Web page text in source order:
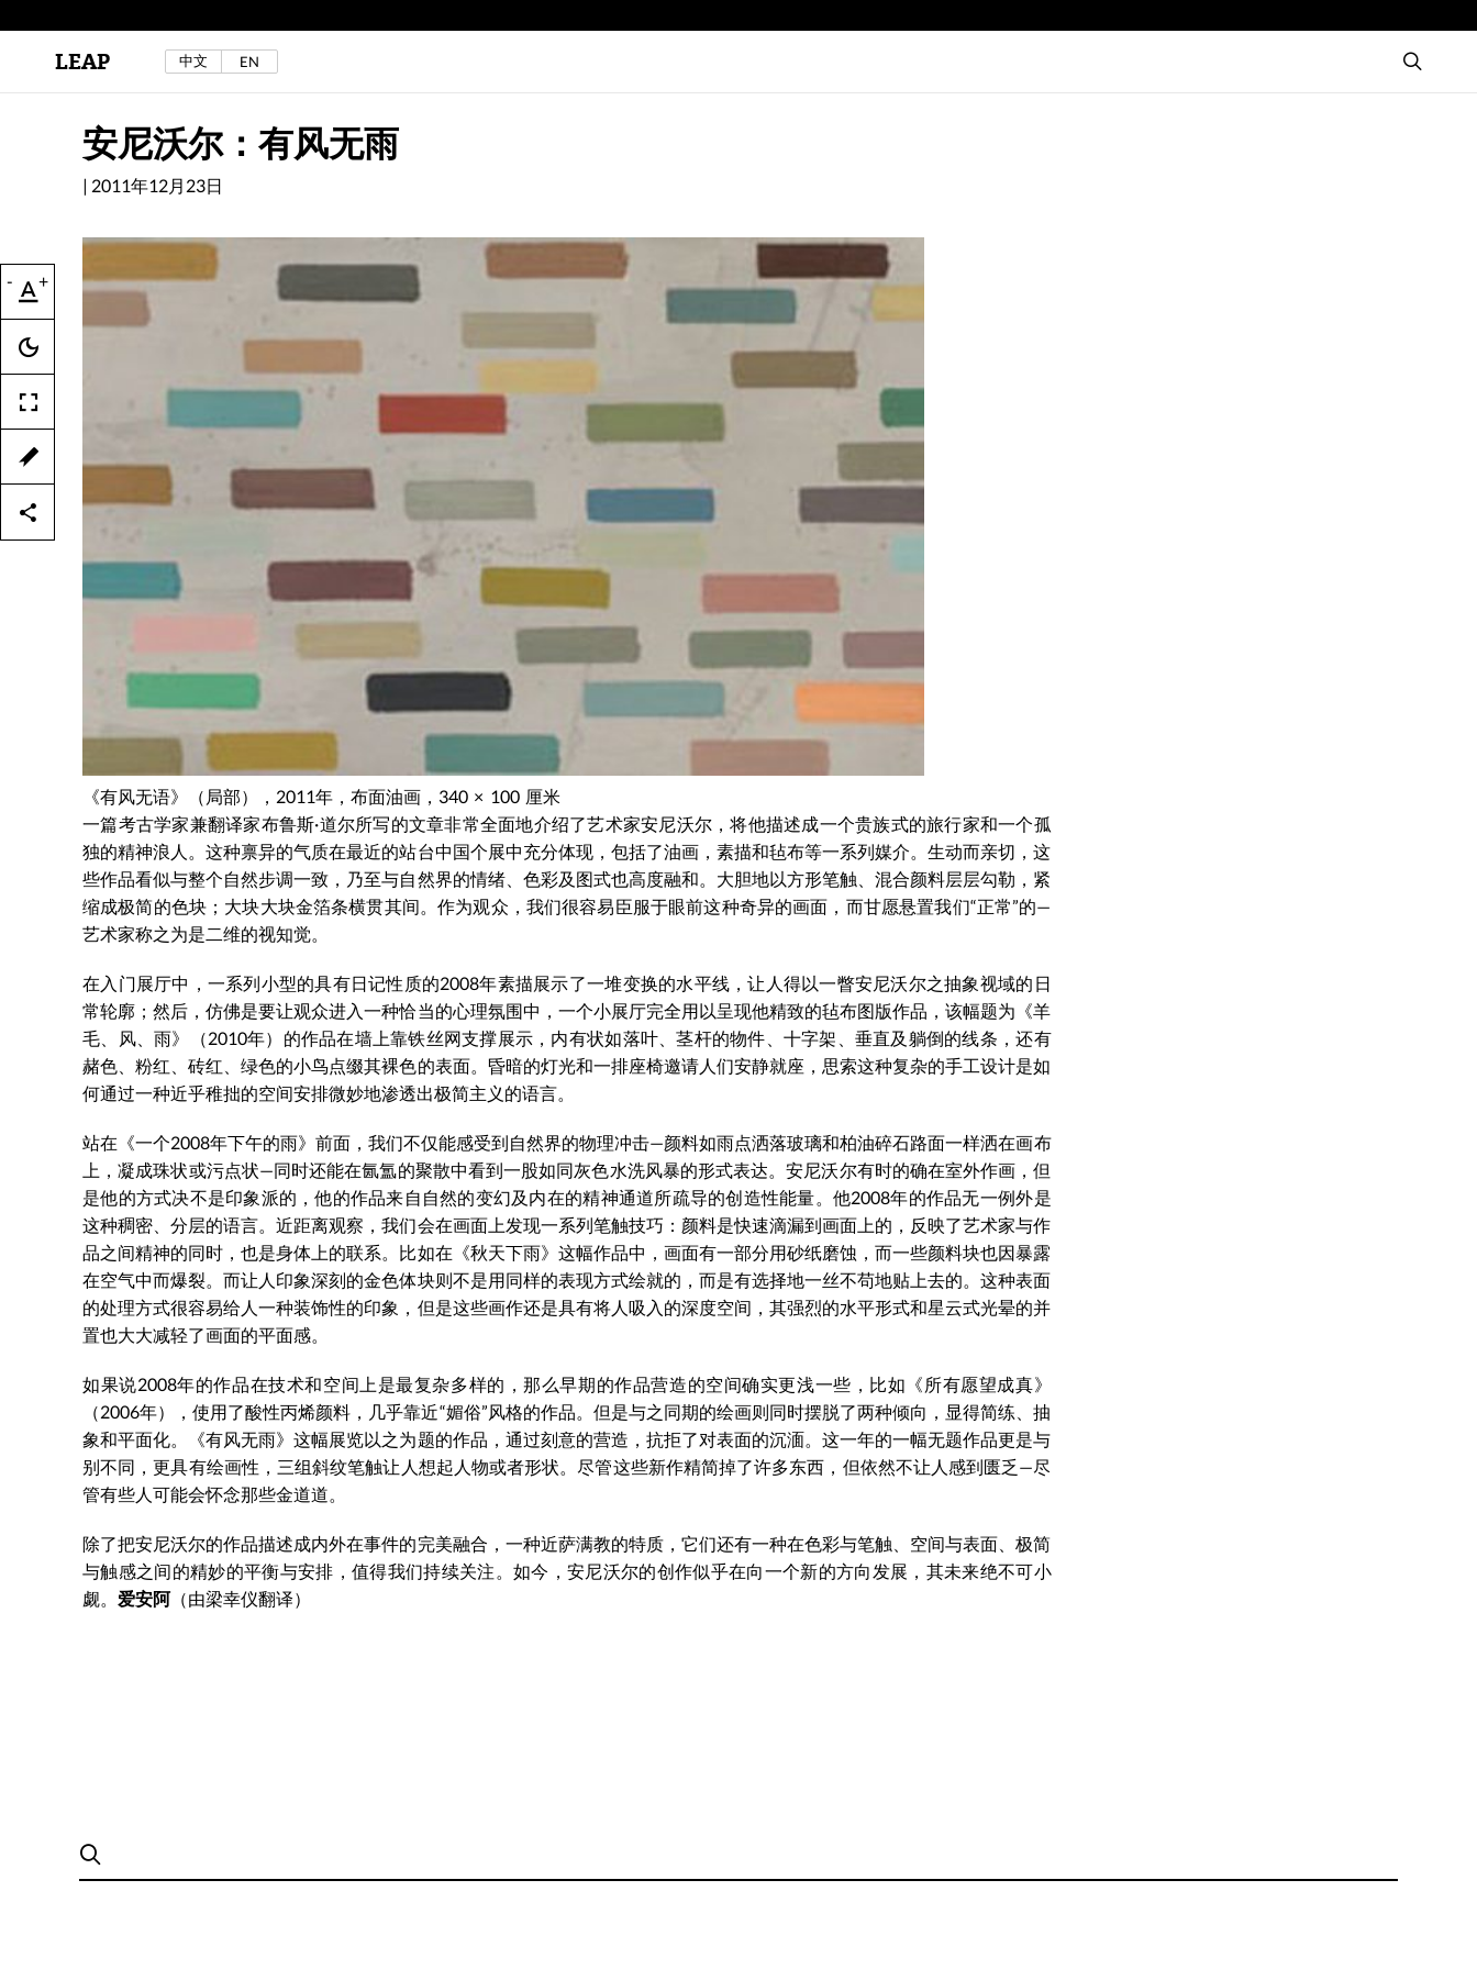
区秀诒与陈侑汝，《噩梦摇摆》，2024年。
LEAP 中文 EN
- +
安尼沃尔：有风无雨
| 2011年12月23日
《有风无语》（局部），2011年，布面油画，340 × 100 厘米
一篇考古学家兼翻译家布鲁斯·道尔所写的文章非常全面地介绍了艺术家安尼沃尔，将他描述成一个贵族式的旅行家和一个孤
独的精神浪人。这种禀异的气质在最近的站台中国个展中充分体现，包括了油画，素描和毡布等一系列媒介。生动而亲切，这
些作品看似与整个自然步调一致，乃至与自然界的情绪、色彩及图式也高度融和。大胆地以方形笔触、混合颜料层层勾勒，紧
缩成极简的色块；大块大块金箔条横贯其间。作为观众，我们很容易臣服于眼前这种奇异的画面，而甘愿悬置我们“正常”的—
艺术家称之为是二维的视知觉。
在入门展厅中，一系列小型的具有日记性质的2008年素描展示了一堆变换的水平线，让人得以一瞥安尼沃尔之抽象视域的日
常轮廓；然后，仿佛是要让观众进入一种恰当的心理氛围中，一个小展厅完全用以呈现他精致的毡布图版作品，该幅题为《羊
毛、风、雨》（2010年）的作品在墙上靠铁丝网支撑展示，内有状如落叶、茎杆的物件、十字架、垂直及躺倒的线条，还有
赭色、粉红、砖红、绿色的小鸟点缀其裸色的表面。昏暗的灯光和一排座椅邀请人们安静就座，思索这种复杂的手工设计是如
何通过一种近乎稚拙的空间安排微妙地渗透出极简主义的语言。
站在《一个2008年下午的雨》前面，我们不仅能感受到自然界的物理冲击—颜料如雨点洒落玻璃和柏油碎石路面一样洒在画布
上，凝成珠状或污点状—同时还能在氤氲的聚散中看到一股如同灰色水洗风暴的形式表达。安尼沃尔有时的确在室外作画，但
是他的方式决不是印象派的，他的作品来自自然的变幻及内在的精神通道所疏导的创造性能量。他2008年的作品无一例外是
这种稠密、分层的语言。近距离观察，我们会在画面上发现一系列笔触技巧：颜料是快速滴漏到画面上的，反映了艺术家与作
品之间精神的同时，也是身体上的联系。比如在《秋天下雨》这幅作品中，画面有一部分用砂纸磨蚀，而一些颜料块也因暴露
在空气中而爆裂。而让人印象深刻的金色体块则不是用同样的表现方式绘就的，而是有选择地一丝不苟地贴上去的。这种表面
的处理方式很容易给人一种装饰性的印象，但是这些画作还是具有将人吸入的深度空间，其强烈的水平形式和星云式光晕的并
置也大大减轻了画面的平面感。
如果说2008年的作品在技术和空间上是最复杂多样的，那么早期的作品营造的空间确实更浅一些，比如《所有愿望成真》
（2006年），使用了酸性丙烯颜料，几乎靠近“媚俗”风格的作品。但是与之同期的绘画则同时摆脱了两种倾向，显得简练、抽
象和平面化。《有风无雨》这幅展览以之为题的作品，通过刻意的营造，抗拒了对表面的沉湎。这一年的一幅无题作品更是与
别不同，更具有绘画性，三组斜纹笔触让人想起人物或者形状。尽管这些新作精简掉了许多东西，但依然不让人感到匮乏—尽
管有些人可能会怀念那些金道道。
除了把安尼沃尔的作品描述成内外在事件的完美融合，一种近萨满教的特质，它们还有一种在色彩与笔触、空间与表面、极简
与触感之间的精妙的平衡与安排，值得我们持续关注。如今，安尼沃尔的创作似乎在向一个新的方向发展，其未来绝不可小
觑。 爱安阿（由梁幸仪翻译）